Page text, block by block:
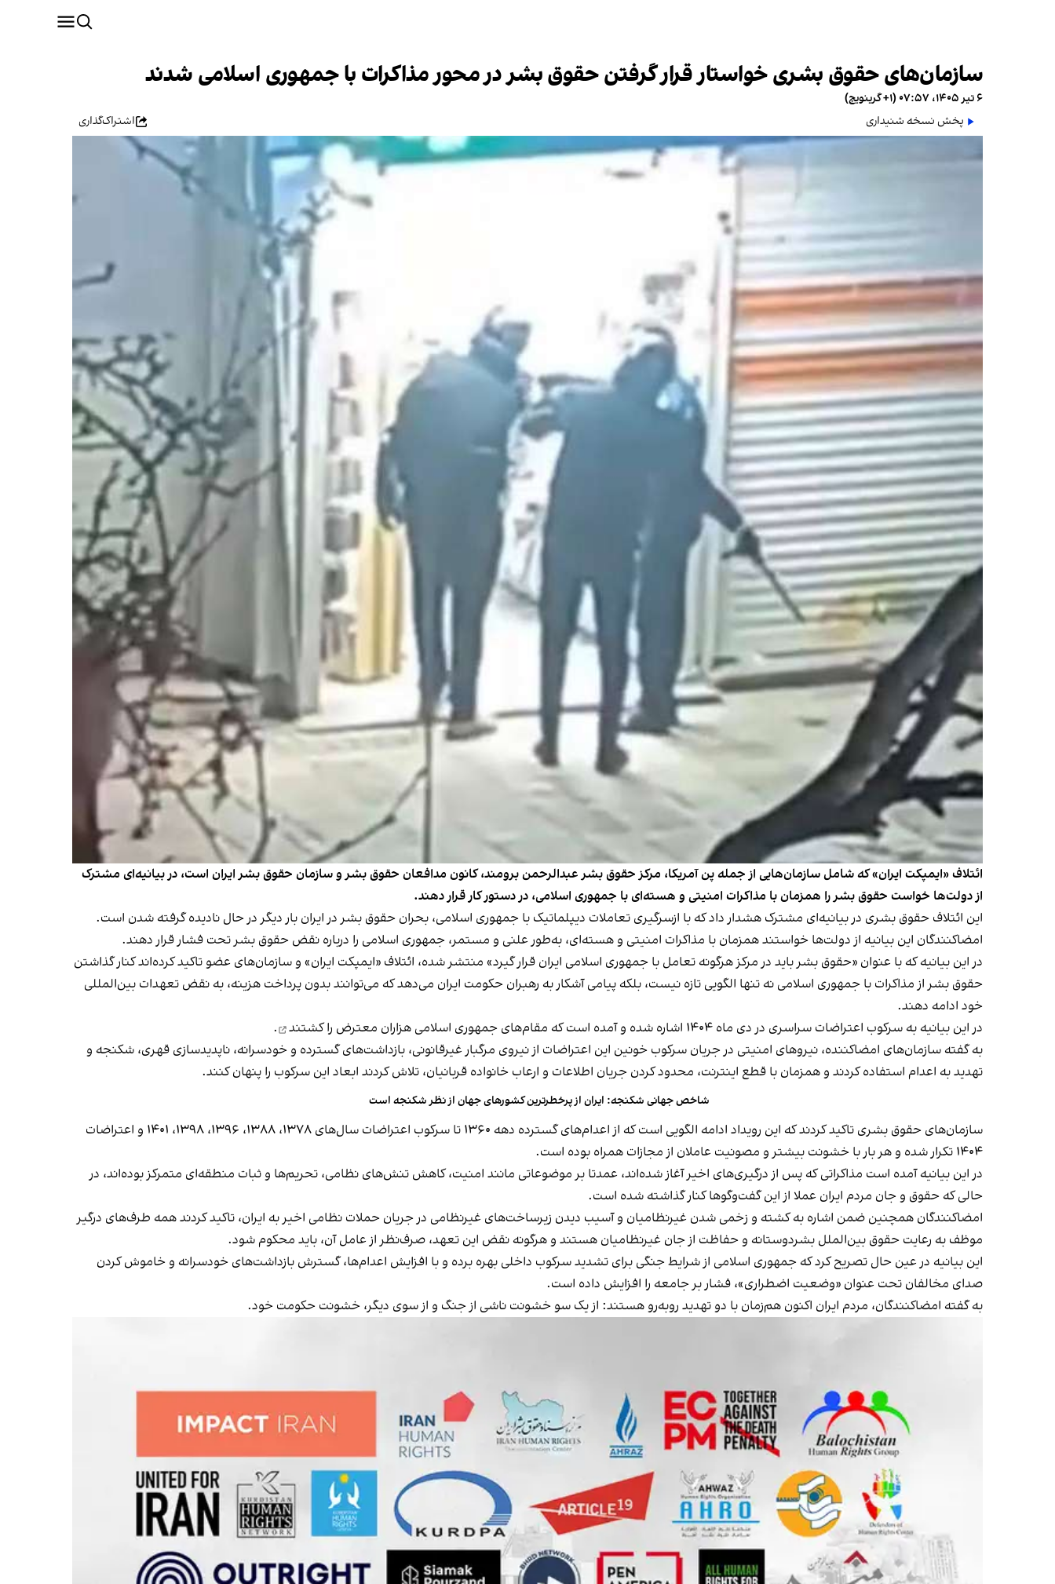
سازمان‌های حقوق بشری خواستار قرار گرفتن حقوق بشر در محور مذاکرات با جمهوری اسلامی شدند
۶ تیر ۱۴۰۵، ۰۷:۵۷ (‎+۱ گرینویچ)
پخش نسخه شنیداری
اشتراک‌گذاری
ائتلاف «ایمپکت ایران» که شامل سازمان‌هایی از جمله پن آمریکا، مرکز حقوق بشر عبدالرحمن برومند، کانون مدافعان حقوق بشر و سازمان حقوق بشر ایران است، در بیانیه‌ای مشترک
از دولت‌ها خواست حقوق بشر را همزمان با مذاکرات امنیتی و هسته‌ای با جمهوری اسلامی، در دستور کار قرار دهند.
این ائتلاف حقوق بشری در بیانیه‌ای مشترک هشدار داد که با ازسرگیری تعاملات دیپلماتیک با جمهوری اسلامی، بحران حقوق بشر در ایران بار دیگر در حال نادیده گرفته شدن است.
امضاکنندگان این بیانیه از دولت‌ها خواستند همزمان با مذاکرات امنیتی و هسته‌ای، به‌طور علنی و مستمر، جمهوری اسلامی را درباره نقض حقوق بشر تحت فشار قرار دهند.
در این بیانیه که با عنوان «حقوق بشر باید در مرکز هرگونه تعامل با جمهوری اسلامی ایران قرار گیرد» منتشر شده، ائتلاف «ایمپکت ایران» و سازمان‌های عضو تاکید کرده‌اند کنار گذاشتن
حقوق بشر از مذاکرات با جمهوری اسلامی نه تنها الگویی تازه نیست، بلکه پیامی آشکار به رهبران حکومت ایران می‌دهد که می‌توانند بدون پرداخت هزینه، به نقض تعهدات بین‌المللی
خود ادامه دهند.
در این بیانیه به سرکوب اعتراضات سراسری در دی ماه ۱۴۰۴ اشاره شده و آمده است که مقام‌های جمهوری اسلامی
هزاران معترض را کشتند
.
به گفته سازمان‌های امضاکننده، نیروهای امنیتی در جریان سرکوب خونین این اعتراضات از نیروی مرگبار غیرقانونی، بازداشت‌های گسترده و خودسرانه، ناپدیدسازی قهری، شکنجه و
تهدید به اعدام استفاده کردند و همزمان با قطع اینترنت، محدود کردن جریان اطلاعات و ارعاب خانواده قربانیان، تلاش کردند ابعاد این سرکوب را پنهان کنند.
شاخص جهانی شکنجه: ایران از پرخطرترین کشورهای جهان از نظر شکنجه است
سازمان‌های حقوق بشری تاکید کردند که این رویداد ادامه الگویی است که از اعدام‌های گسترده دهه ۱۳۶۰ تا سرکوب اعتراضات سال‌های ۱۳۷۸، ۱۳۸۸، ۱۳۹۶، ۱۳۹۸، ۱۴۰۱ و اعتراضات
۱۴۰۴ تکرار شده و هر بار با خشونت بیشتر و مصونیت عاملان از مجازات همراه بوده است.
در این بیانیه آمده است مذاکراتی که پس از درگیری‌های اخیر آغاز شده‌اند، عمدتا بر موضوعاتی مانند امنیت، کاهش تنش‌های نظامی، تحریم‌ها و ثبات منطقه‌ای متمرکز بوده‌اند، در
حالی که حقوق و جان مردم ایران عملا از این گفت‌وگوها کنار گذاشته شده است.
امضاکنندگان همچنین ضمن اشاره به کشته و زخمی شدن غیرنظامیان و آسیب دیدن زیرساخت‌های غیرنظامی در جریان حملات نظامی اخیر به ایران، تاکید کردند همه طرف‌های درگیر
موظف به رعایت حقوق بین‌الملل بشردوستانه و حفاظت از جان غیرنظامیان هستند و هرگونه نقض این تعهد، صرف‌نظر از عامل آن، باید محکوم شود.
این بیانیه در عین حال تصریح کرد که جمهوری اسلامی از شرایط جنگی برای تشدید سرکوب داخلی بهره برده و با افزایش اعدام‌ها، گسترش بازداشت‌های خودسرانه و خاموش کردن
صدای مخالفان تحت عنوان «وضعیت اضطراری»، فشار بر جامعه را افزایش داده است.
به گفته امضاکنندگان، مردم ایران اکنون هم‌زمان با دو تهدید روبه‌رو هستند: از یک سو خشونت ناشی از جنگ و از سوی دیگر، خشونت حکومت خود.